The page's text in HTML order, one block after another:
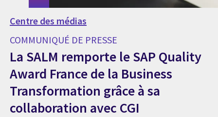
Centre des médias
COMMUNIQUÉ DE PRESSE
La SALM remporte le SAP Quality
Award France de la Business
Transformation grâce à sa
collaboration avec CGI